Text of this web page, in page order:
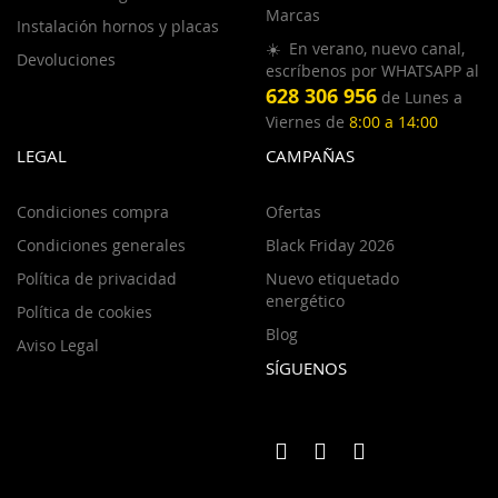
Instalación hornos y placas
Devoluciones
Marcas
☀️ En verano, nuevo canal,
escríbenos por WHATSAPP al
628 306 956 de Lunes a
Viernes de 8:00 a 14:00
LEGAL
Condiciones compra
Condiciones generales
Política de privacidad
Política de cookies
Aviso Legal
CAMPAÑAS
Ofertas
Black Friday 2026
Nuevo etiquetado
energético
Blog
SÍGUENOS